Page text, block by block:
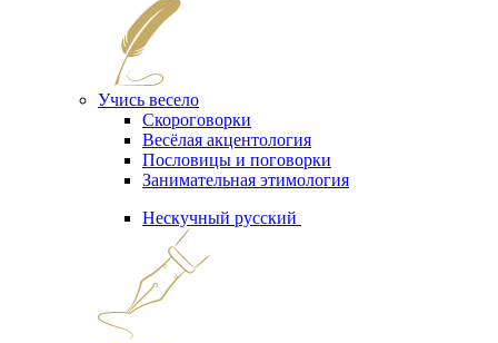
Учись весело
Скороговорки
Весёлая акцентология
Пословицы и поговорки
Занимательная этимология
Нескучный русский